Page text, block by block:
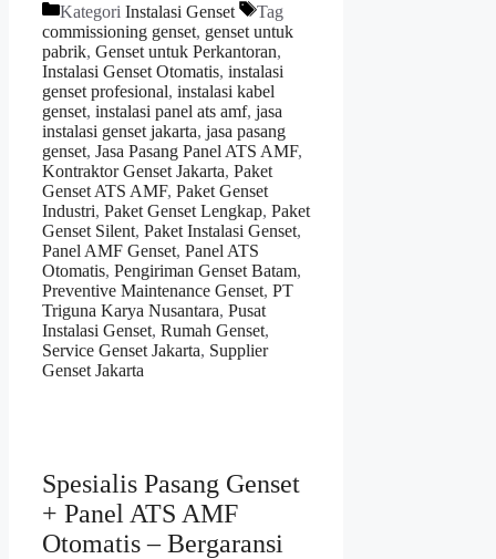
Kategori Instalasi Genset
Tag
commissioning genset, genset untuk
pabrik, Genset untuk Perkantoran,
Instalasi Genset Otomatis, instalasi
genset profesional, instalasi kabel
genset, instalasi panel ats amf, jasa
instalasi genset jakarta, jasa pasang
genset, Jasa Pasang Panel ATS AMF,
Kontraktor Genset Jakarta, Paket
Genset ATS AMF, Paket Genset
Industri, Paket Genset Lengkap, Paket
Genset Silent, Paket Instalasi Genset,
Panel AMF Genset, Panel ATS
Otomatis, Pengiriman Genset Batam,
Preventive Maintenance Genset, PT
Triguna Karya Nusantara, Pusat
Instalasi Genset, Rumah Genset,
Service Genset Jakarta, Supplier
Genset Jakarta
Spesialis Pasang Genset
+ Panel ATS AMF
Otomatis – Bergaransi